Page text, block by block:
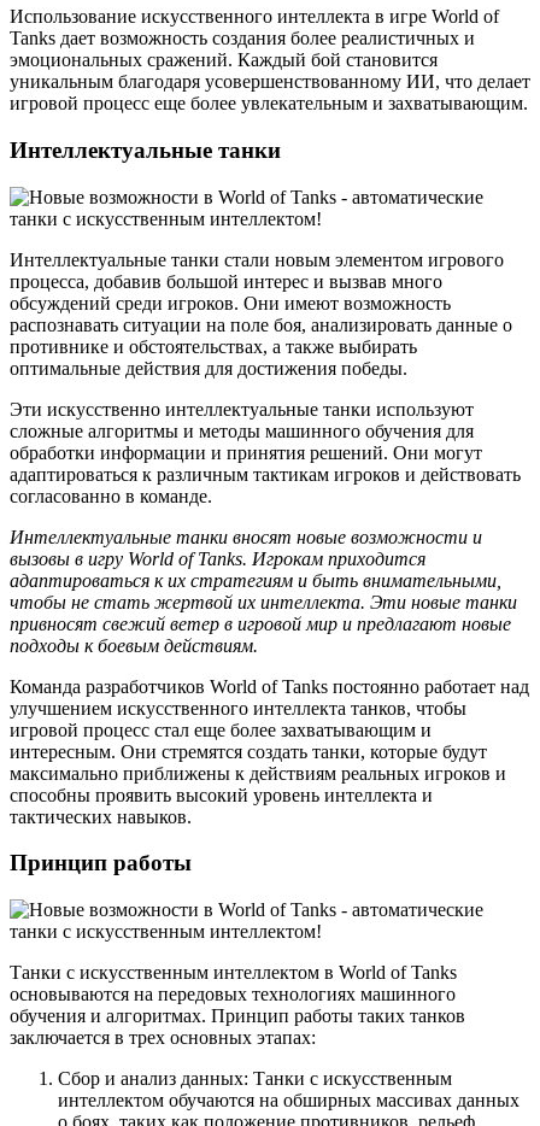
Использование искусственного интеллекта в игре World of
Tanks дает возможность создания более реалистичных и
эмоциональных сражений. Каждый бой становится
уникальным благодаря усовершенствованному ИИ, что делает
игровой процесс еще более увлекательным и захватывающим.
Интеллектуальные танки
Интеллектуальные танки стали новым элементом игрового
процесса, добавив большой интерес и вызвав много
обсуждений среди игроков. Они имеют возможность
распознавать ситуации на поле боя, анализировать данные о
противнике и обстоятельствах, а также выбирать
оптимальные действия для достижения победы.
Эти искусственно интеллектуальные танки используют
сложные алгоритмы и методы машинного обучения для
обработки информации и принятия решений. Они могут
адаптироваться к различным тактикам игроков и действовать
согласованно в команде.
Интеллектуальные танки вносят новые возможности и
вызовы в игру World of Tanks. Игрокам приходится
адаптироваться к их стратегиям и быть внимательными,
чтобы не стать жертвой их интеллекта. Эти новые танки
привносят свежий ветер в игровой мир и предлагают новые
подходы к боевым действиям.
Команда разработчиков World of Tanks постоянно работает над
улучшением искусственного интеллекта танков, чтобы
игровой процесс стал еще более захватывающим и
интересным. Они стремятся создать танки, которые будут
максимально приближены к действиям реальных игроков и
способны проявить высокий уровень интеллекта и
тактических навыков.
Принцип работы
Танки с искусственным интеллектом в World of Tanks
основываются на передовых технологиях машинного
обучения и алгоритмах. Принцип работы таких танков
заключается в трех основных этапах:
Сбор и анализ данных: Танки с искусственным
интеллектом обучаются на обширных массивах данных